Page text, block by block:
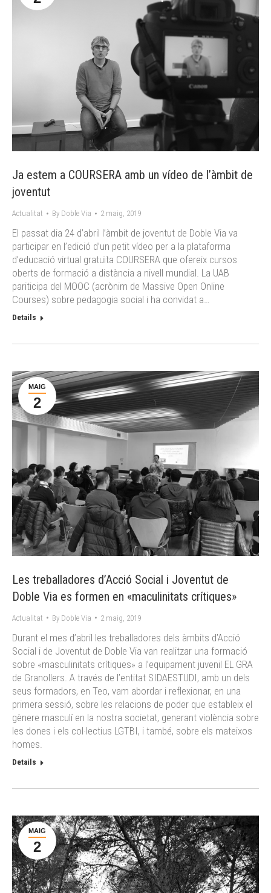
Ja estem a COURSERA amb un vídeo de l’àmbit de
joventut
Actualitat By Doble Via 2 maig, 2019
El passat dia 24 d’abril l’àmbit de joventut de Doble Via va
participar en l’edició d’un petit vídeo per a la plataforma
d’educació virtual gratuïta COURSERA que ofereix cursos
oberts de formació a distància a nivell mundial. La UAB
pariticipa del MOOC (acrònim de Massive Open Online
Courses) sobre pedagogia social i ha convidat a…
Details
MAIG
2
Les treballadores d’Acció Social i Joventut de
Doble Via es formen en «maculinitats crítiques»
Actualitat By Doble Via 2 maig, 2019
Durant el mes d’abril les treballadores dels àmbits d’Acció
Social i de Joventut de Doble Via van realitzar una formació
sobre «masculinitats crítiques» a l’equipament juvenil EL GRA
de Granollers. A través de l’entitat SIDAESTUDI, amb un dels
seus formadors, en Teo, vam abordar i reflexionar, en una
primera sessió, sobre les relacions de poder que estableix el
gènere masculí en la nostra societat, generant violència sobre
les dones i els col·lectius LGTBI, i també, sobre els mateixos
homes.
Details
MAIG
2